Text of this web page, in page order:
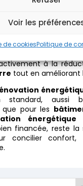
Voir les
de cookiesPolitique de
l’impact
. Enréalisant
à la
tout en améliorant
standard, aussi
pour les
énergétique
financée, reste la
concilier confort,